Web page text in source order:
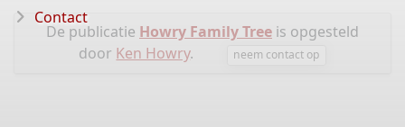
De publicatie Howry Family Tree is opgesteld
door Ken Howry. neem contact op
Contact